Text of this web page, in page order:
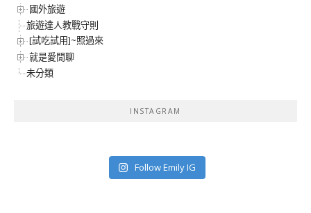
國外旅遊
旅遊達人教戰守則
[試吃試用]~照過來
就是愛閒聊
未分類
INSTAGRAM
Follow Emily IG